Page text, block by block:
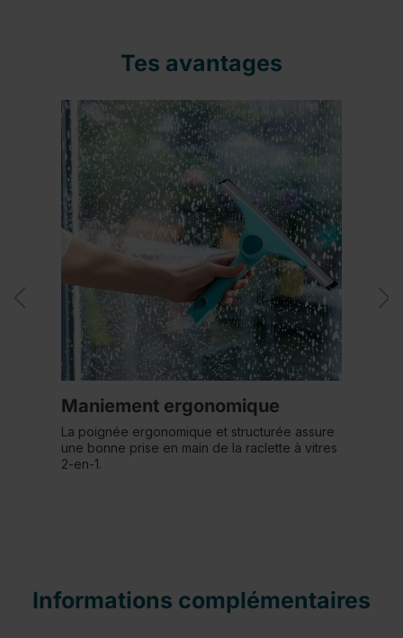
Tes avantages
Maniement ergonomique
La poignée ergonomique et structurée assure
une bonne prise en main de la raclette à vitres
2-en-1.
Informations complémentaires